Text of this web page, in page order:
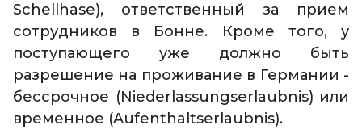
Schellhase), ответственный за прием
сотрудников в Бонне. Кроме того, у
поступающего уже должно быть
разрешение на проживание в Германии -
бессрочное (Niederlassungserlaubnis) или
временное (Aufenthaltserlaubnis).